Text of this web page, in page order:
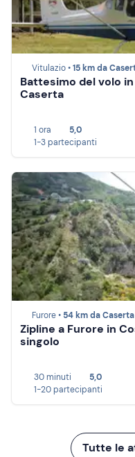
Vitulazio •15 km da
Battesimo del volo
Caserta
1 ora
5,0
1-3 partecipanti
Furore • 54 km da Caserta
Zipline a Furore in
singolo
30 minuti
5,0
1-20 partecipanti
Tutte le